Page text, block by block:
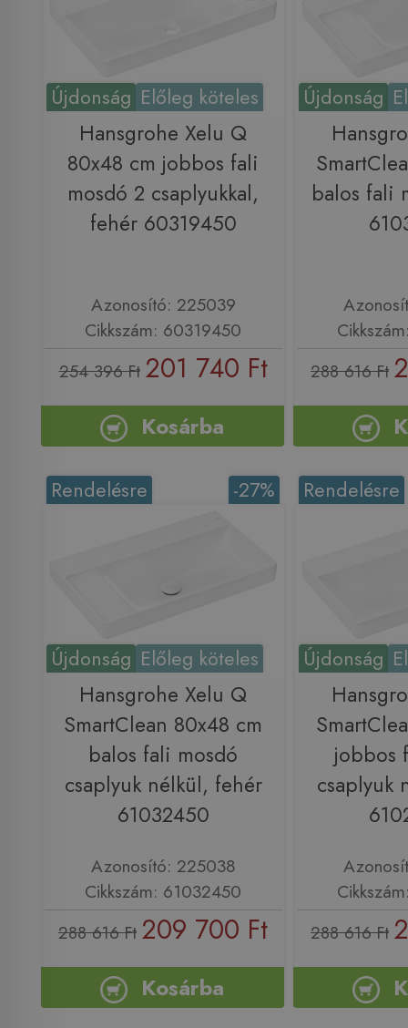
Újdonság Előleg köteles
Hansgrohe Xelu Q
80x48 cm jobbos fali
mosdó 2 csaplyukkal,
fehér 60319450
Azonosító: 225039
Cikkszám: 60319450
254 396 Ft 201 740 Ft
Kosárba
Újdonság
balos fali
288 616 Ft
Újdonság Előleg köteles
-27%
Rendelésre
Hansgrohe Xelu Q
SmartClean 80x48 cm
balos fali mosdó
csaplyuk nélkül, fehér
61032450
Azonosító: 225038
Cikkszám: 61032450
288 616 Ft 209 700 Ft
Kosárba
Újdonság
Rendelésre
jobbos
csaplyuk
288 616 Ft